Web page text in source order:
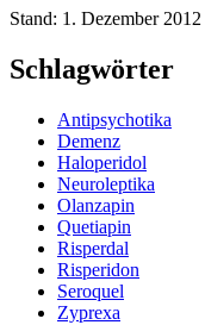
Stand: 1. Dezember 2012
Schlagwörter
Antipsychotika
Demenz
Haloperidol
Neuroleptika
Olanzapin
Quetiapin
Risperdal
Risperidon
Seroquel
Zyprexa